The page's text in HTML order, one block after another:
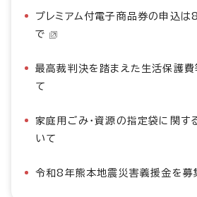
プレミアム付電子商品券の申込は
で
最高裁判決を踏まえた生活保護
て
家庭用ごみ・資源の指定袋に関す
いて
令和8年熊本地震災害義援金を募